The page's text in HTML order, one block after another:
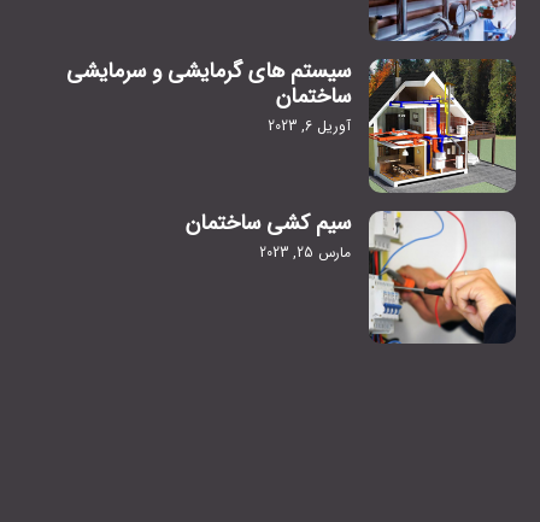
سیستم های گرمایشی و سرمایشی
ساختمان
آوریل 6, 2023
سیم کشی ساختمان
مارس 25, 2023